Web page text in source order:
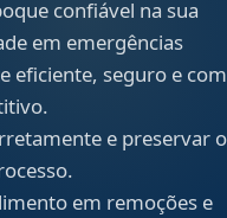
confiável na sua
em emergências
eficiente, seguro e com
e preservar o
em remoções e